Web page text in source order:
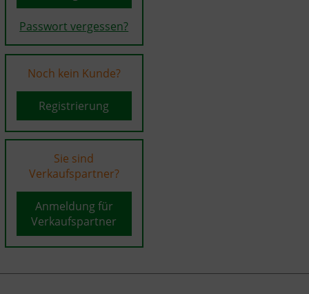
Passwort vergessen?
Noch kein Kunde?
Registrierung
Sie sind
Verkaufspartner?
Anmeldung für
Verkaufspartner